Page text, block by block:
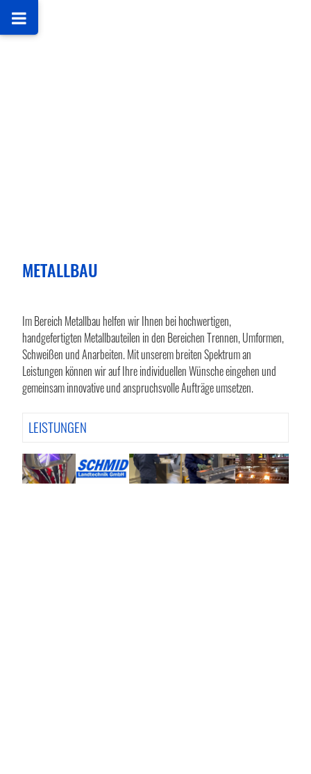
METALLBAU
Im Bereich Metallbau helfen wir Ihnen bei hochwertigen,
handgefertigten Metallbauteilen in den Bereichen Trennen, Umformen,
Schweißen und Anarbeiten. Mit unserem breiten Spektrum an
Leistungen können wir auf Ihre individuellen Wünsche eingehen und
gemeinsam innovative und anspruchsvolle Aufträge umsetzen.
LEISTUNGEN